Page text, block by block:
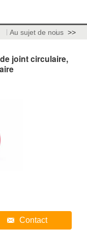
Au sujet de nous >>
joint circulaire,
Contact